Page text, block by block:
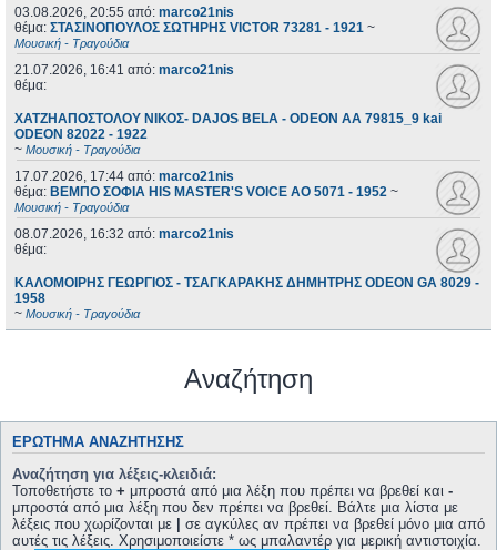
03.08.2026, 20:55 από: marco21nis
θέμα: ΣΤΑΣΙΝΟΠΟΥΛΟΣ ΣΩΤΗΡΗΣ VICTOR 73281 - 1921 ~
Μουσική - Τραγούδια
21.07.2026, 16:41 από: marco21nis
θέμα:
ΧΑΤΖΗΑΠΟΣΤΟΛΟΥ ΝΙΚΟΣ- DAJOS BELA - ODEON AA 79815_9 kai
ODEON 82022 - 1922
~ Μουσική - Τραγούδια
17.07.2026, 17:44 από: marco21nis
θέμα: ΒΕΜΠΟ ΣΟΦΙΑ HIS MASTER'S VOICE AO 5071 - 1952 ~
Μουσική - Τραγούδια
08.07.2026, 16:32 από: marco21nis
θέμα:
ΚΑΛΟΜΟΙΡΗΣ ΓΕΩΡΓΙΟΣ - ΤΣΑΓΚΑΡΑΚΗΣ ΔΗΜΗΤΡΗΣ ODEON GA 8029 -
1958
~ Μουσική - Τραγούδια
Αναζήτηση
ΕΡΏΤΗΜΑ ΑΝΑΖΉΤΗΣΗΣ
Αναζήτηση για λέξεις-κλειδιά:
Τοποθετήστε το + μπροστά από μια λέξη που πρέπει να βρεθεί και -
μπροστά από μια λέξη που δεν πρέπει να βρεθεί. Βάλτε μια λίστα με
λέξεις που χωρίζονται με | σε αγκύλες αν πρέπει να βρεθεί μόνο μια από
αυτές τις λέξεις. Χρησιμοποιείστε * ως μπαλαντέρ για μερική αντιστοιχία.